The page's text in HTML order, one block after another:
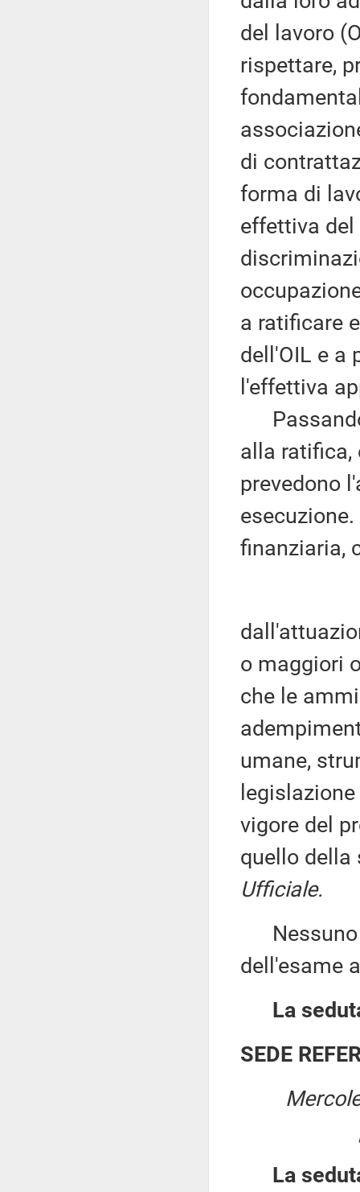
del lavoro
rispettare,
di
forma di
effettiva
a ratificare
dell'OIL e a
l'effettiva
alla ratifica,
prevedono
finanziaria,
o maggiori
che le
umane,
vigore del
quello
Ufficiale.
Nessuno
dell'esame
La
SEDE
La